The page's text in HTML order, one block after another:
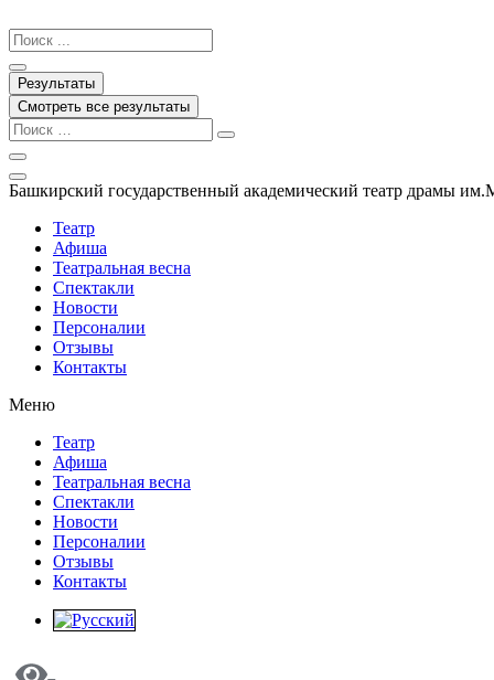
к
содержимому
Search
...
Результаты
Смотреть все результаты
Башкирский государственный академический театр драмы
Театр
Афиша
Театральная весна
Спектакли
Новости
Персоналии
Отзывы
Контакты
Меню
Театр
Афиша
Театральная весна
Спектакли
Новости
Персоналии
Отзывы
Контакты